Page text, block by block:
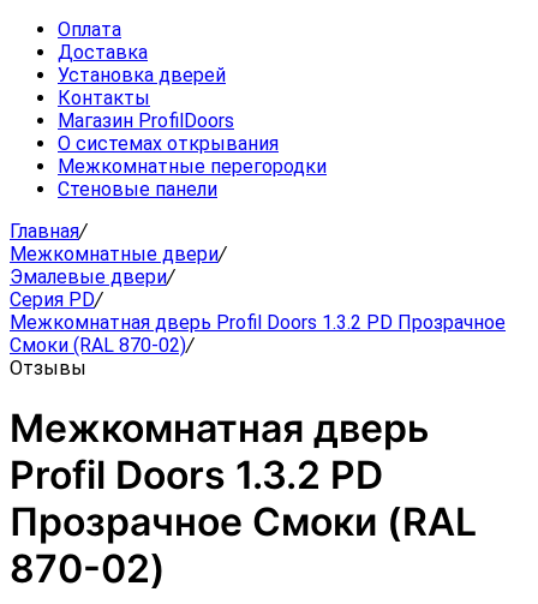
Оплата
Доставка
Установка дверей
Контакты
Магазин ProfilDoors
О системах открывания
Межкомнатные перегородки
Стеновые панели
Главная/
Межкомнатные двери/
Эмалевые двери/
Серия PD/
Межкомнатная дверь Profil Doors 1.3.2 PD Прозрачное
Смоки (RAL 870-02)/
Отзывы
Межкомнатная дверь
Profil Doors 1.3.2 PD
Прозрачное Смоки (RAL
870-02)